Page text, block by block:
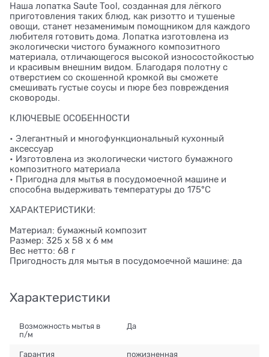
Наша лопатка Saute Tool, созданная для лёгкого
приготовления таких блюд, как ризотто и тушеные
овощи, станет незаменимым помощником для каждого
любителя готовить дома. Лопатка изготовлена из
экологически чистого бумажного композитного
материала, отличающегося высокой износостойкостью
и красивым внешним видом. Благодаря полотну с
отверстием со скошенной кромкой вы сможете
смешивать густые соусы и пюре без повреждения
сковороды.
КЛЮЧЕВЫЕ ОСОБЕННОСТИ
• Элегантный и многофункциональный кухонный
аксессуар
• Изготовлена из экологически чистого бумажного
композитного материала
• Пригодна для мытья в посудомоечной машине и
способна выдерживать температуры до 175°C
ХАРАКТЕРИСТИКИ:
Материал: бумажный композит
Размер: 325 x 58 x 6 мм
Вес нетто: 68 г
Пригодность для мытья в посудомоечной машине: да
Характеристики
Возможность мытья в
п/м
Да
Гарантия пожизненная